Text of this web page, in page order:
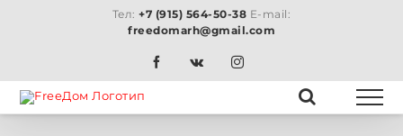
Тел:+7 (915) 564-50-38 E-mail:
freedomarh@gmail.com
FacebookVk Instagram